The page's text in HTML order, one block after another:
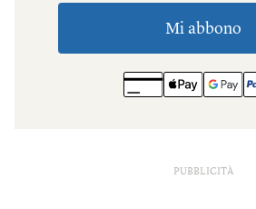
PUBBLICITÀ